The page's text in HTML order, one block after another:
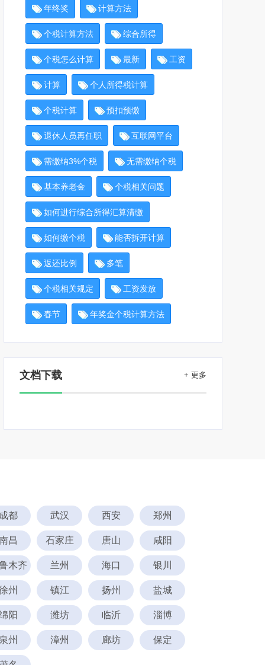
年终奖 计算方法
个税计算方法 综合所得
个税怎么计算 最新 工资
计算 个人所得税计算
个税计算 预扣预缴
退休人员再任职 互联网平台
需缴纳3%个税 无需缴纳个税
基本养老金 个税相关问题
如何进行综合所得汇算清缴
如何缴个税 能否拆开计算
返还比例 多笔
个税相关规定 工资发放
春节 年奖金个税计算方法
文档下载 + 更多
都 武汉 西安 郑州
昌 石家庄 唐山 咸阳
木齐 兰州 海口 银川
州 镇江 扬州 盐城
阳 潍坊 临沂 淄博
州 漳州 廊坊 保定